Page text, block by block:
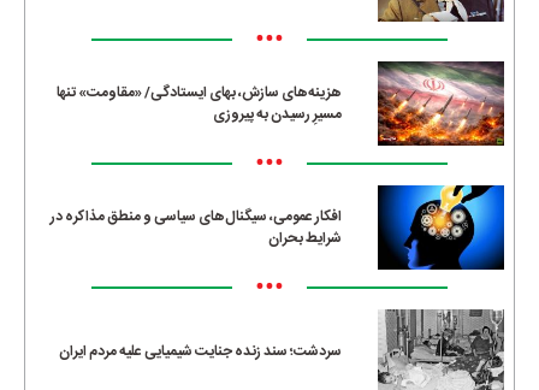
•••
هزینه‌های سازش، بهای ایستادگی/ «مقاومت» تنها
مسیرِ رسیدن به پیروزی
•••
افکار عمومی، سیگنال‌های سیاسی و منطق مذاکره در
شرایط بحران
•••
سردشت؛ سند زنده جنایت شیمیایی علیه مردم ایران